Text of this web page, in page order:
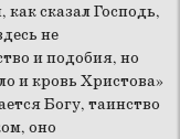
сказал Господь,
не
и подобия, но
и кровь Христова»
Богу, таинство
оно